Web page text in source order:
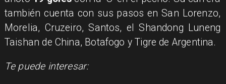
también cuenta con sus pasos en San Lorenzo,
Morelia, Cruzeiro, Santos, el Shandong Luneng
Taishan de China, Botafogo y Tigre de Argentina.
Te puede interesar: